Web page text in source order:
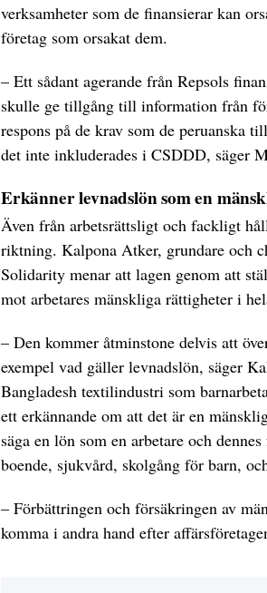
verksamheter som de finansierar kan
företag som orsakat dem.
– Ett sådant agerande från Repsols
skulle ge tillgång till information från
respons på de krav som de peruanska
det inte inkluderades i CSDDD, säger
Erkänner levnadslön som en
Även från arbetsrättsligt och fackligt
riktning. Kalpona Atker, grundare och
Solidarity menar att lagen genom att
mot arbetares mänskliga rättigheter i
– Den kommer åtminstone delvis att
exempel vad gäller levnadslön, säger
Bangladesh textilindustri som
ett erkännande om att det är en
säga en lön som en arbetare och
boende, sjukvård, skolgång för barn,
– Förbättringen och försäkringen av
komma i andra hand efter